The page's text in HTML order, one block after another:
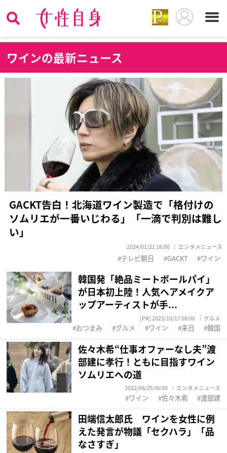
ワインの最新ニュース
GACKT告白！北海道ワイン製造で「格付けの
ソムリエが一番いじわる」「一滴で判別は難し
い」
2024/01/21 16:00 エンタメニュース
テレビ朝日 GACKT ワイン
韓国発「絶品ミートボールパイ」
が日本初上陸！人気ヘアメイクア
ップアーティストが手...
[PR] 2023/10/17 06:00 グルメ
おつまみ グルメ ワイン 来日 韓国
佐々木希“仕事オファーなし夫”渡
部建に孝行！ともに目指すワイン
ソムリエへの道
2022/06/25 06:00 エンタメニュース
ワイン 佐々木希 渡部建
田端信太郎氏 ワインを女性に例
えた発言が物議「セクハラ」「品
なさすぎ」